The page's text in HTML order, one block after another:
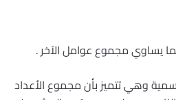
يساوي مجموع عوامل الآخر .
وهي تتميز بأن مجموع الأعداد